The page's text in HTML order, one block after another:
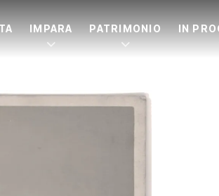
IMPARA PATRIMONIO IN